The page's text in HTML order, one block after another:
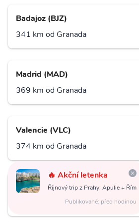
Badajoz (BJZ)
341 km od Granada
Madrid (MAD)
369 km od Granada
Valencie (VLC)
374 km od Granada
Fès (FEZ)
382 km od Granada
🔥 Akční letenka
Říjnový trip z Prahy: Apulie + Řím
Publikované: před hodinou